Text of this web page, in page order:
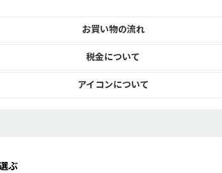
お買い物の流れ
税金について
アイコンについて
ぶ